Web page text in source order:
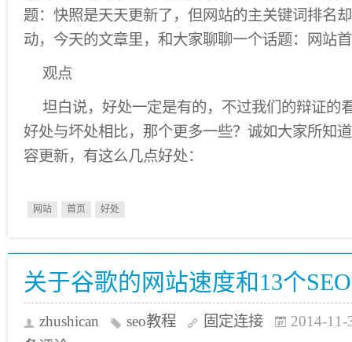
题：快照是天天更新了，但网站的主关键词排名
动，今天的文章里，和大家聊聊一个话题：网站
观点
坦白说，好处一定是有的，不过我们的辩证的
好处与坏处相比，那个更多一些？诚如大家所知
容更新，有这么几点好处：
网站 首页 好处
关于谷歌的网站速度和13个
zhushican seo教程 固定连接
2014-11-